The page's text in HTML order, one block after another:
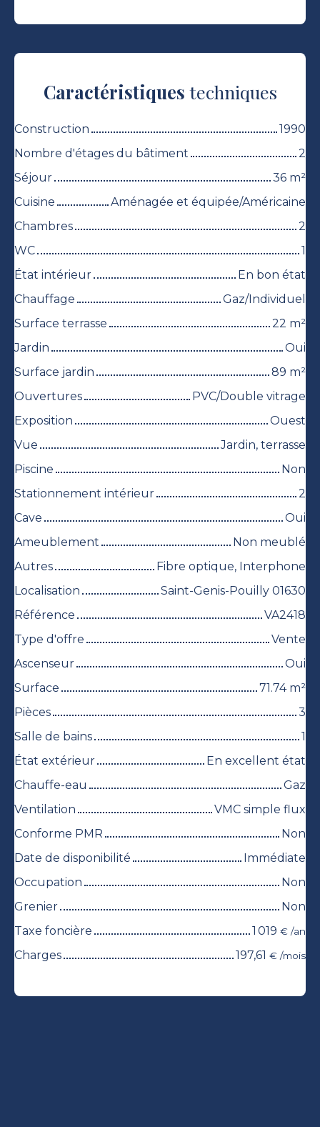
Caractéristiques techniques
Construction
1990
Nombre d'étages du bâtiment
2
Séjour
36 m²
Cuisine
Aménagée et équipée/Américaine
Chambres
2
WC
1
État intérieur
En bon état
Chauffage
Gaz/Individuel
Surface terrasse
22 m²
Jardin
Oui
Surface jardin
89 m²
Ouvertures
PVC/Double vitrage
Exposition
Ouest
Vue
Jardin, terrasse
Piscine
Non
Stationnement intérieur
2
Cave
Oui
Ameublement
Non meublé
Autres
Fibre optique, Interphone
Localisation
Saint-Genis-Pouilly 01630
Référence
VA2418
Type d'offre
Vente
Ascenseur
Oui
Surface
71.74 m²
Pièces
3
Salle de bains
1
État extérieur
En excellent état
Chauffe-eau
Gaz
Ventilation
VMC simple flux
Conforme PMR
Non
Date de disponibilité
Immédiate
Occupation
Non
Grenier
Non
Taxe foncière
1 019 € /an
Charges 197,61 € /mois